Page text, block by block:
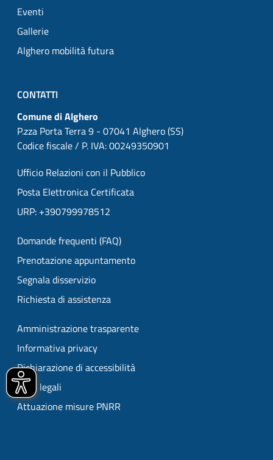
Eventi
Gallerie
Alghero mobilità futura
CONTATTI
Comune di Alghero
P.zza Porta Terra 9 - 07041 Alghero (SS)
Codice fiscale / P. IVA: 00249350901
Ufficio Relazioni con il Pubblico
Posta Elettronica Certificata
URP: +390799978512
Domande frequenti (FAQ)
Prenotazione appuntamento
Segnala disservizio
Richiesta di assistenza
Amministrazione trasparente
Informativa privacy
Dichiarazione di accessibilità
Note legali
Attuazione misure PNRR